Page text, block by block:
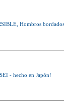
Hombros
- hecho en Japón!